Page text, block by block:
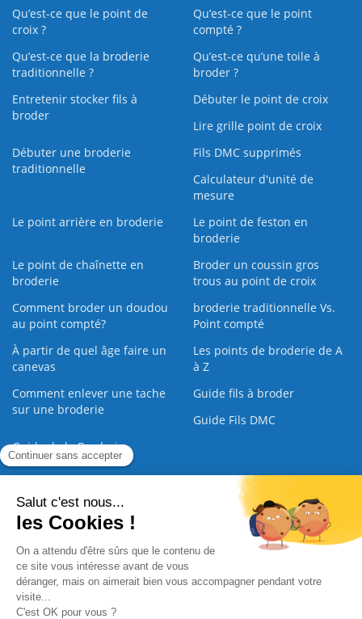
Qu’est-ce que le point de
croix ?
Qu’est-ce que le point
compté ?
Qu’est-ce que la broderie
traditionnelle ?
Qu’est‑ce qu’une toile à
broder ?
Entretenir stocker fils à
broder
Débuter le point de croix
Lire grille point de croix
Débuter une broderie
traditionnelle
Fils DMC supprimés
Calculateur d'unité de
mesure
Le point arrière en broderie
Le point de feston en
broderie
Le point de chaînette en
broderie
Broder un coussin gros
trous au point de croix
Comment broder un doudou
au point compté?
broderie traditionnelle Vs.
Point compté
À partir de quel âge faire un
canevas
Les points de broderie de A
à Z
Comment enlever une tache
sur une broderie
Guide fils à broder
Guide Fils DMC
Guide de la Broderie
Nous contacter |
Paiement sécurisé